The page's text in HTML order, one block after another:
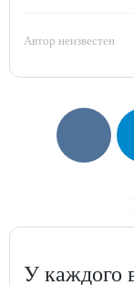
Автор неизвестен
У каждого